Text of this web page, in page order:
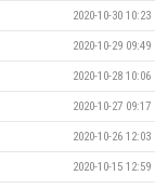
2020-10-30 10:23
2020-10-29 09:49
2020-10-28 10:06
2020-10-27 09:17
2020-10-26 12:03
2020-10-15 12:59